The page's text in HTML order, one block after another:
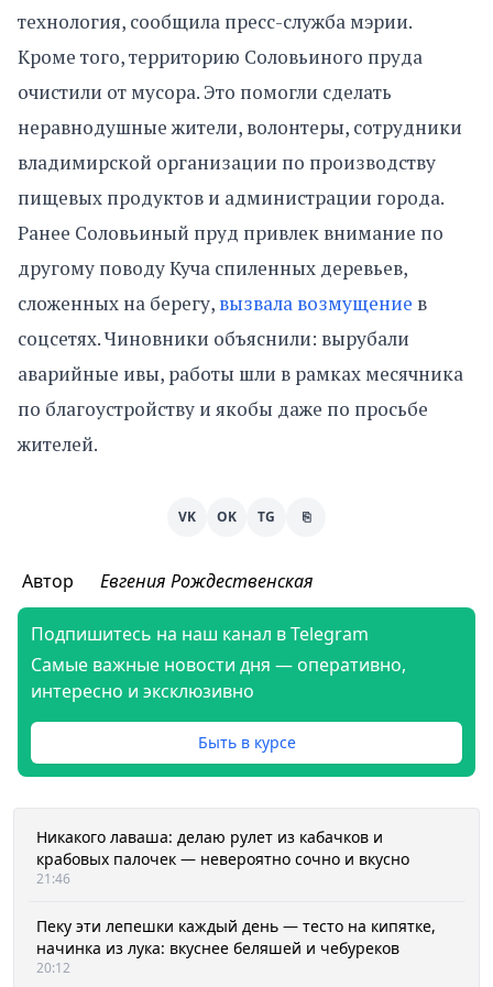
технология, сообщила пресс-служба мэрии.
Кроме того, территорию Соловьиного пруда
очистили от мусора. Это помогли сделать
неравнодушные жители, волонтеры, сотрудники
владимирской организации по производству
пищевых продуктов и администрации города.
Ранее Соловьиный пруд привлек внимание по
другому поводу Куча спиленных деревьев,
сложенных на берегу, вызвала возмущение в
соцсетях. Чиновники объяснили: вырубали
аварийные ивы, работы шли в рамках месячника
по благоустройству и якобы даже по просьбе
жителей.
VK OK TG ⎘
Автор Евгения Рождественская
Подпишитесь на наш канал в Telegram
Самые важные новости дня — оперативно,
интересно и эксклюзивно
Быть в курсе
Никакого лаваша: делаю рулет из кабачков и
крабовых палочек — невероятно сочно и вкусно
21:46
Пеку эти лепешки каждый день — тесто на кипятке,
начинка из лука: вкуснее беляшей и чебуреков
20:12